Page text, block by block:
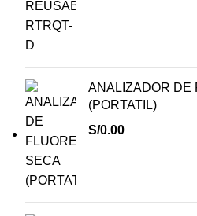
ANALIZADOR DE
(PORTATIL)
S/0.00